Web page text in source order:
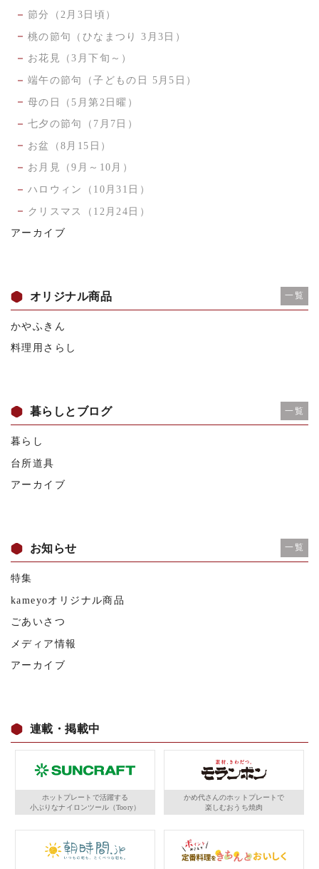
節分（2月3日頃）
桃の節句（ひなまつり 3月3日）
お花見（3月下旬～）
端午の節句（子どもの日 5月5日）
母の日（5月第2日曜）
七夕の節句（7月7日）
お盆（8月15日）
お月見（9月～10月）
ハロウィン（10月31日）
クリスマス（12月24日）
アーカイブ
オリジナル商品 一覧
かやふきん
料理用さらし
暮らしとブログ 一覧
暮らし
台所道具
アーカイブ
お知らせ 一覧
特集
kameyoオリジナル商品
ごあいさつ
メディア情報
アーカイブ
連載・掲載中
ホットプレートで活躍する
小ぶりなナイロンツール（Toory）
かめ代さんのホットプレートで
楽しむおうち焼肉